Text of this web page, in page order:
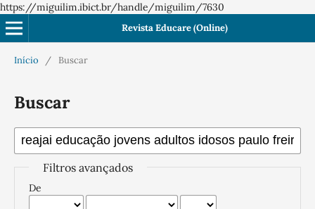
https://miguilim.ibict.br/handle/miguilim/7630
Revista Educare (Online)
Início / Buscar
Buscar
Filtros avançados
De